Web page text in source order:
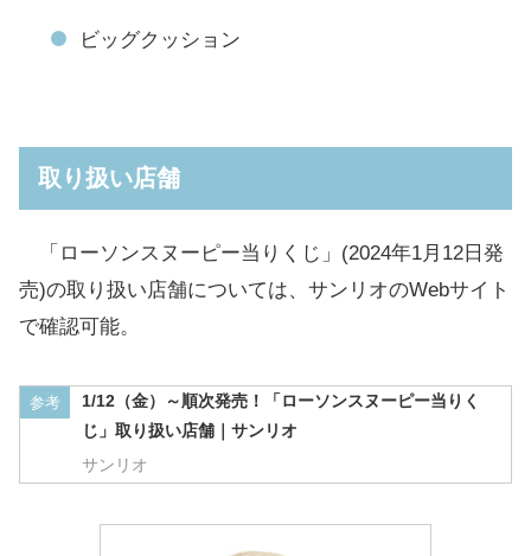
ビッグクッション
取り扱い店舗
「ローソンスヌーピー当りくじ」(2024年1月12日発
売)の取り扱い店舗については、サンリオのWebサイト
で確認可能。
参考
1/12（金）～順次発売！「ローソンスヌーピー当りく
じ」取り扱い店舗｜サンリオ
サンリオ